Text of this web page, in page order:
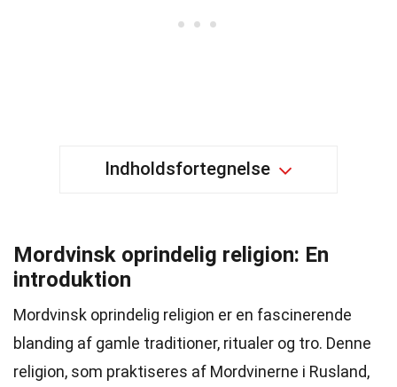
Indholdsfortegnelse
Mordvinsk oprindelig religion: En
introduktion
Mordvinsk oprindelig religion er en fascinerende
blanding af gamle traditioner, ritualer og tro. Denne
religion, som praktiseres af Mordvinerne i Rusland,